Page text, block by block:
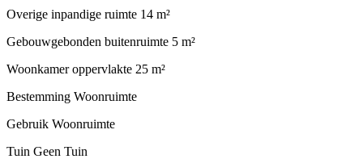
Overige inpandige ruimte 14 m²
Gebouwgebonden buitenruimte 5 m²
Woonkamer oppervlakte 25 m²
Bestemming Woonruimte
Gebruik Woonruimte
Tuin Geen Tuin